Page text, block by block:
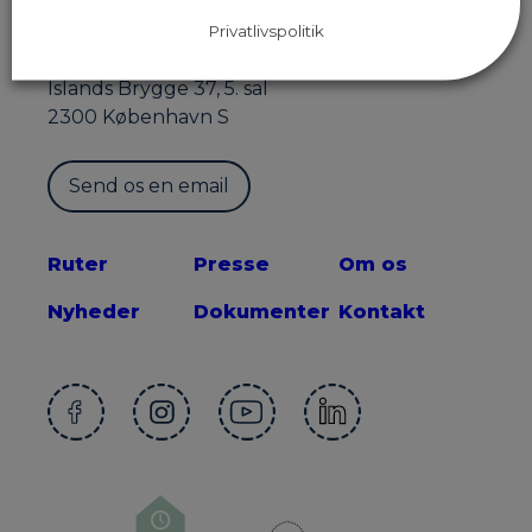
Islands Brygge 37, 5. sal
2300 København S
Send os en email
Ruter
Nyheder
Presse
Dokumenter
Om os
Kontakt
Privatlivspolitik